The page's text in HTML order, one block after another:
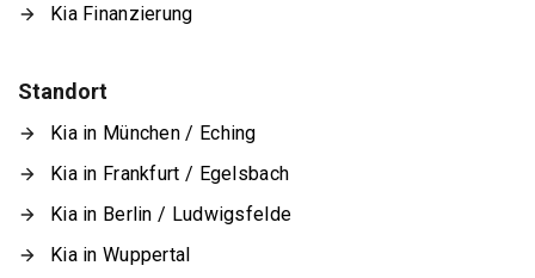
Kia Finanzierung
Standort
Kia in München / Eching
Kia in Frankfurt / Egelsbach
Kia in Berlin / Ludwigsfelde
Kia in Wuppertal